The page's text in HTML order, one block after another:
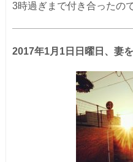
3時過ぎまで付き合ったの
2017年1月1日日曜日、妻